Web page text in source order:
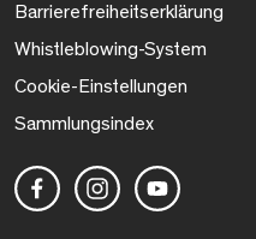
Barrierefreiheitserklärung
Whistleblowing-System
Cookie-Einstellungen
Sammlungsindex